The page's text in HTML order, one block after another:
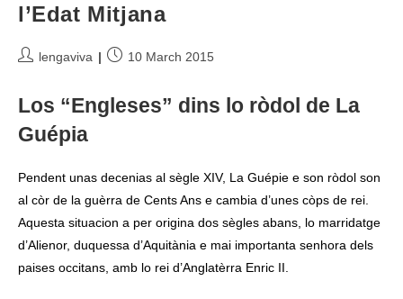
l’Edat Mitjana
Postlengaviva
Post10 March 2015
Los “Engleses” dins lo ròdol de La
Guépia
Pendent unas decenias al sègle XIV, La Guépie e son ròdol son
al còr de la guèrra de Cents Ans e cambia d’unes còps de rei.
Aquesta situacion a per origina dos sègles abans, lo marridatge
d’Alienor, duquessa d’Aquitània e mai importanta senhora dels
paises occitans, amb lo rei d’Anglatèrra Enric II.